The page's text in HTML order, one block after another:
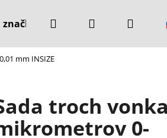
značke Kontakty
Hľadať Prihlásenie
mm INSIZE
troch
0-